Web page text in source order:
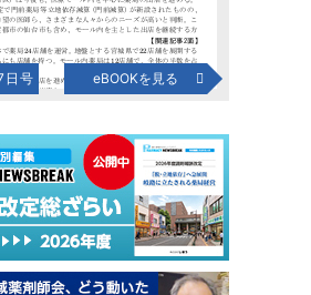
日号 eBOOKを見る